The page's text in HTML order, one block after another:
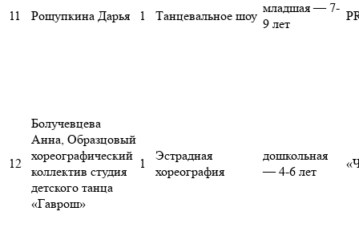
11 Рощупкина Дарья 1 Танцевальное шоу
младшая — 7-
9 лет
12
Болучевцева
Анна, Образцовый
хореографический
коллектив студия
детского танца
«Гаврош»
1
Эстрадная
хореография
дошкольная
— 4-6 лет